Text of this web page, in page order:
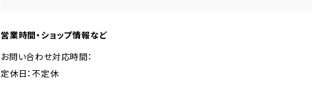
営業時間・ショップ情報など
お問い合わせ対応時間：
定休日：不定休